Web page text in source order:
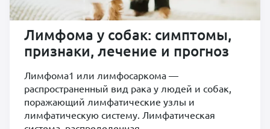
Лимфома у собак: симптомы,
признаки, лечение и прогноз
Лимфома1 или лимфосаркома —
распространенный вид рака у людей и собак,
поражающий лимфатические узлы и
лимфатическую систему. Лимфатическая